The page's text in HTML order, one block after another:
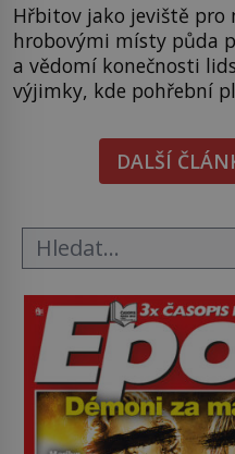
Hřbitov jako jeviště pro
hrobovými místy půda
a vědomí konečnosti
výjimky, kde pohřební
pohledu na výši
v nezaměstnanosti.
hřbitov, který si
DALŠÍ